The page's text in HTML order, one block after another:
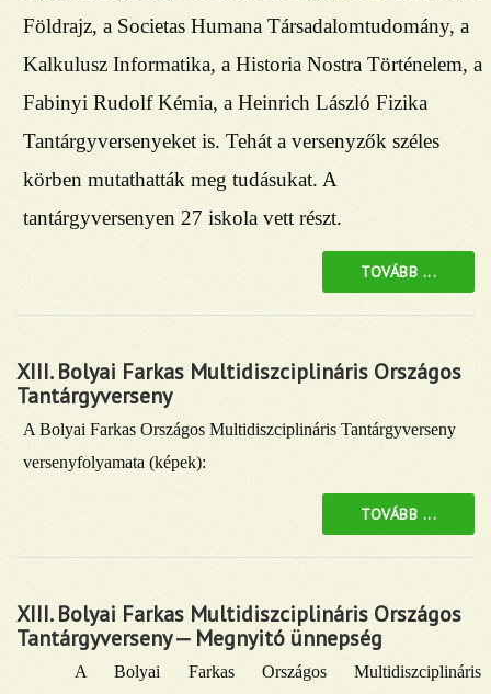
Földrajz, a Societas Humana Társadalomtudomány, a
Kalkulusz Informatika, a Historia Nostra Történelem, a
Fabinyi Rudolf Kémia, a Heinrich László Fizika
Tantárgyversenyeket is. Tehát a versenyzők széles
körben mutathatták meg tudásukat. A
tantárgyversenyen 27 iskola vett részt.
TOVÁBB ...
XIII. Bolyai Farkas Multidiszciplináris Országos
Tantárgyverseny
A Bolyai Farkas Országos Multidiszciplináris Tantárgyverseny
versenyfolyamata (képek):
TOVÁBB ...
XIII. Bolyai Farkas Multidiszciplináris Országos
Tantárgyverseny — Megnyitó ünnepség
A Bolyai Farkas Országos Multidiszciplináris